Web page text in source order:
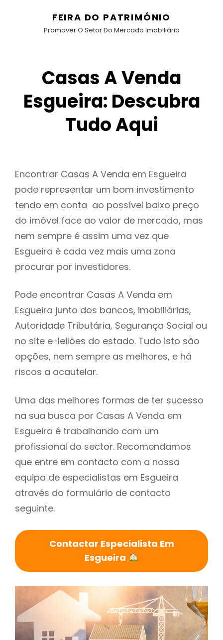
FEIRA DO PATRIMÓNIO
Promover O Setor Do Mercado Imobiliário
Casas A Venda
Esgueira: Descubra
Tudo Aqui
Encontrar Casas A Venda em Esgueira
pode representar um bom investimento
tendo em conta ao possível baixo preço
do imóvel face ao valor de mercado, mas
nem sempre é assim uma vez que
Esgueira é cada vez mais uma zona
procurar por investidores.
Pode encontrar Casas A Venda em
Esgueira junto dos bancos, imobiliárias,
Autoridade Tributária, Segurança Social ou
no site e-leilões do estado. Tudo isto são
opções, nem sempre as melhores, e há
riscos a acautelar.
Uma das melhores formas de ter sucesso
na sua busca por Casas A Venda em
Esgueira é trabalhando com um
profissional do sector. Recomendamos
que entre em contacto com a nossa
equipa de especialistas em Esgueira
através do formulário de contacto
seguinte.
Contactar Especialista Em
Esgueira